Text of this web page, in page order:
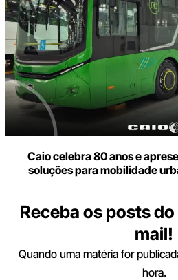
Caio celebra 80 anos e
soluções para mobilidade
Receba os posts
mail!
Quando uma matéria for
hora.